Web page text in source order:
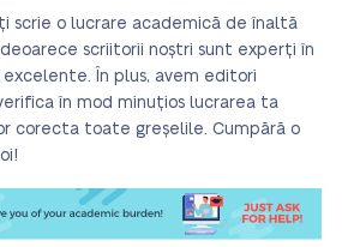
scrie o lucrare academică de înaltă
scriitorii noștri sunt experți în
În plus, avem editori
în mod minuțios lucrarea ta
corecta toate greșelile. Cumpără o